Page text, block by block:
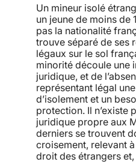
Un mineur isolé
un jeune de moins de
pas la nationalité
trouve séparé de ses
légaux sur le sol
minorité découle une
juridique, et de
représentant légal
d’isolement et un
protection. Il n’existe
juridique propre aux
derniers se trouvent
croisement, relevant
droit des étrangers